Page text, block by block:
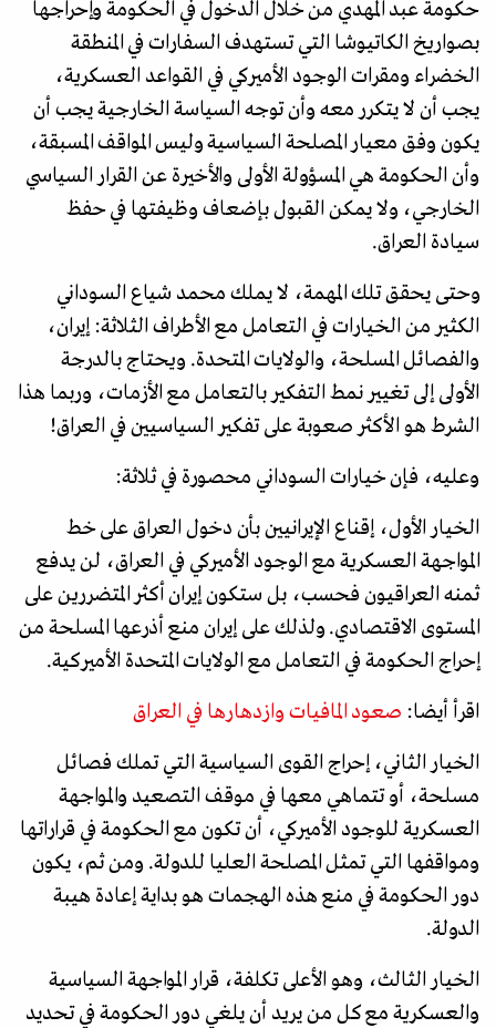
حكومة عبد المهدي من خلال الدخول في الحكومة وإحراجها
بصواريخ الكاتيوشا التي تستهدف السفارات في المنطقة
الخضراء ومقرات الوجود الأميركي في القواعد العسكرية،
يجب أن لا يتكرر معه وأن توجه السياسة الخارجية يجب أن
يكون وفق معيار المصلحة السياسية وليس المواقف المسبقة،
وأن الحكومة هي المسؤولة الأولى والأخيرة عن القرار السياسي
الخارجي، ولا يمكن القبول بإضعاف وظيفتها في حفظ
سيادة العراق.
وحتى يحقق تلك المهمة، لا يملك محمد شياع السوداني
الكثير من الخيارات في التعامل مع الأطراف الثلاثة: إيران،
والفصائل المسلحة، والولايات المتحدة. ويحتاج بالدرجة
الأولى إلى تغيير نمط التفكير بالتعامل مع الأزمات، وربما هذا
الشرط هو الأكثر صعوبة على تفكير السياسيين في العراق!
وعليه، فإن خيارات السوداني محصورة في ثلاثة:
الخيار الأول، إقناع الإيرانيين بأن دخول العراق على خط
المواجهة العسكرية مع الوجود الأميركي في العراق، لن يدفع
ثمنه العراقيون فحسب، بل ستكون إيران أكثر المتضررين على
المستوى الاقتصادي. ولذلك على إيران منع أذرعها المسلحة من
إحراج الحكومة في التعامل مع الولايات المتحدة الأميركية.
اقرأ أيضا: صعود المافيات وازدهارها في العراق
الخيار الثاني، إحراج القوى السياسية التي تملك فصائل
مسلحة، أو تتماهي معها في موقف التصعيد والمواجهة
العسكرية للوجود الأميركي، أن تكون مع الحكومة في قراراتها
ومواقفها التي تمثل المصلحة العليا للدولة. ومن ثم، يكون
دور الحكومة في منع هذه الهجمات هو بداية إعادة هيبة
الدولة.
الخيار الثالث، وهو الأعلى تكلفة، قرار المواجهة السياسية
والعسكرية مع كل من يريد أن يلغي دور الحكومة في تحديد